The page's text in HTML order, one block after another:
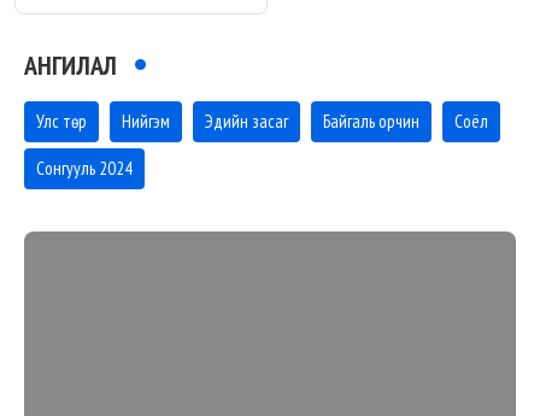
АНГИЛАЛ
Улс төр Нийгэм Эдийн засаг Байгаль орчин Соёл
Сонгууль 2024